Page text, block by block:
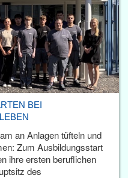
BEI
an Anlagen tüfteln und
Zum Ausbildungsstart
ihre ersten beruflichen
des